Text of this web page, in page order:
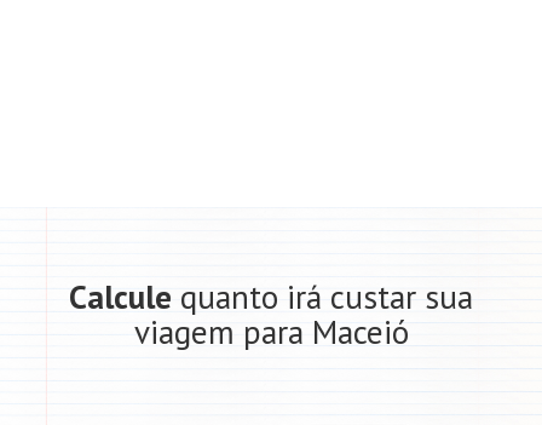
Calcule quanto irá custar sua
viagem para Maceió